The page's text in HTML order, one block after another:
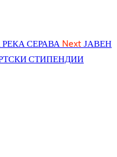
СЕРАВА Next ЈАВЕН
СТИПЕНДИИ